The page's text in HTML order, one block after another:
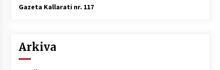
Gazeta Kallarati nr. 117
Arkiva